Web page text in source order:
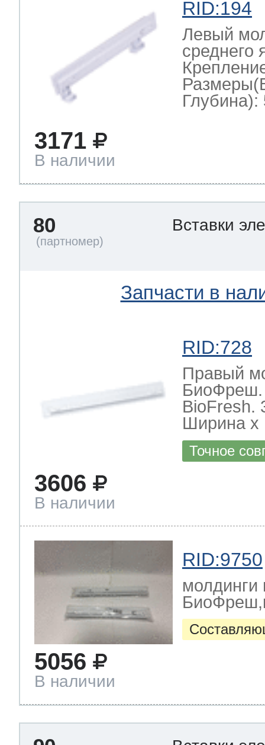
RID:194
Левый
Глубина):
3171
В наличии
80 Вставки
Запчасти в
RID:728
Правый
БиоФреш.
BioFresh.
Ширина х
Точное
3606
В наличии
RID:9750
молдинги
5056
В наличии